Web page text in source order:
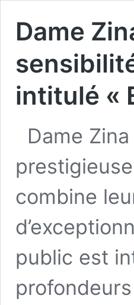
Dame
intitulé «
Dame
combine
public est